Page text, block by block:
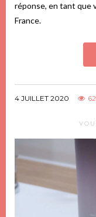
réponse, en tant que
France.
4 JUILLET 2020